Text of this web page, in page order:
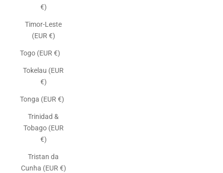
€)
Timor-Leste
(EUR €)
Togo (EUR €)
Tokelau (EUR
€)
Tonga (EUR €)
Trinidad &
Tobago (EUR
€)
Tristan da
Cunha (EUR €)